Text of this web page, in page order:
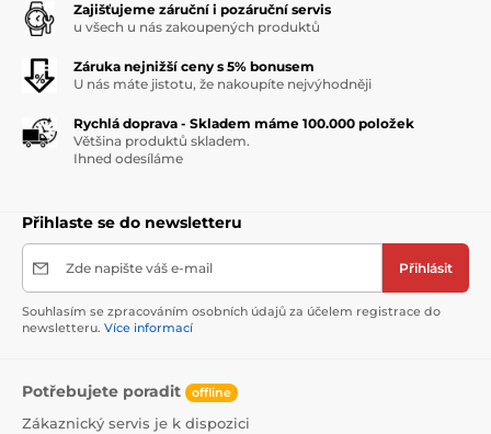
Zajišťujeme záruční i pozáruční servis
u všech u nás zakoupených produktů
Záruka nejnižší ceny s 5% bonusem
U nás máte jistotu, že nakoupíte nejvýhodněji
Rychlá doprava - Skladem máme 100.000 položek
Většina produktů skladem.
Ihned odesíláme
Přihlaste se do newsletteru
Zde napište váš e-mail Přihlásit
Souhlasím se zpracováním osobních údajů za účelem registrace do
newsletteru. Více informací
Potřebujete poradit offline
Zákaznický servis je k dispozici